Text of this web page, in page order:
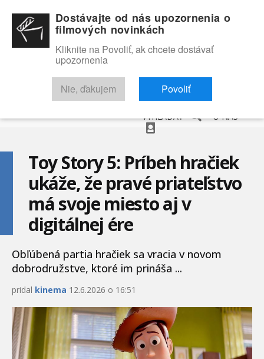
RECENZIE TRAILERY FILMOVÁ DATABÁZA
VYHĽADAŤ O NÁS
Toy Story 5: Príbeh hračiek
ukáže, že pravé priateľstvo
má svoje miesto aj v
digitálnej ére
Obľúbená partia hračiek sa vracia v novom
dobrodružstve, ktoré im prináša ...
pridal kinema 12.6.2026 o 16:51
Dostávajte od nás upozornenia o
filmových novinkách
Kliknite na Povoliť, ak chcete dostávať
upozornenia
Nie, ďakujem Povoliť